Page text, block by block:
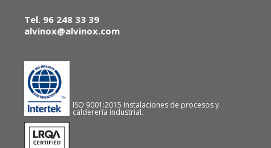
Tel. 96 248 33 39
alvinox@alvinox.com
ISO 9001:2015 Instalaciones de procesos y
calderería industrial.